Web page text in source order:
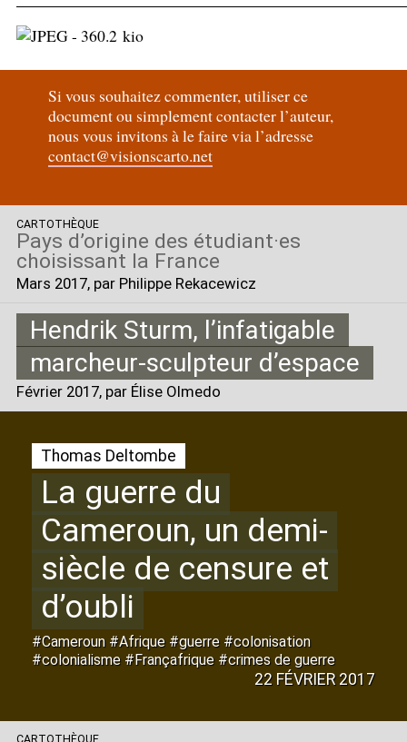
Si vous souhaitez commenter, utiliser ce
document ou simplement contacter l’auteur,
nous vous invitons à le faire via l’adresse
contact@visionscarto.net
CARTOTHÈQUE
Pays d’origine des étudiant·es
choisissant la France
Mars 2017, par Philippe Rekacewicz
Hendrik Sturm, l’infatigable
marcheur-sculpteur d’espace
Février 2017, par Élise Olmedo
Thomas Deltombe
La guerre du
Cameroun, un demi-
siècle de censure et
d’oubli
#Cameroun #Afrique #guerre #colonisation
#colonialisme #Françafrique #crimes de guerre
22 FÉVRIER 2017